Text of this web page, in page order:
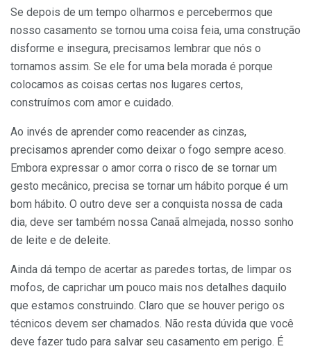
Se depois de um tempo olharmos e percebermos que
nosso casamento se tornou uma coisa feia, uma construção
disforme e insegura, precisamos lembrar que nós o
tornamos assim. Se ele for uma bela morada é porque
colocamos as coisas certas nos lugares certos,
construímos com amor e cuidado.
Ao invés de aprender como reacender as cinzas,
precisamos aprender como deixar o fogo sempre aceso.
Embora expressar o amor corra o risco de se tornar um
gesto mecânico, precisa se tornar um hábito porque é um
bom hábito. O outro deve ser a conquista nossa de cada
dia, deve ser também nossa Canaã almejada, nosso sonho
de leite e de deleite.
Ainda dá tempo de acertar as paredes tortas, de limpar os
mofos, de caprichar um pouco mais nos detalhes daquilo
que estamos construindo. Claro que se houver perigo os
técnicos devem ser chamados. Não resta dúvida que você
deve fazer tudo para salvar seu casamento em perigo. É